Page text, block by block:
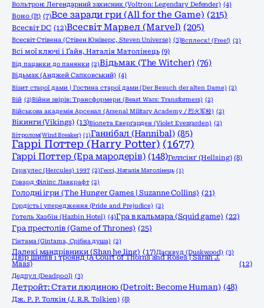
Вольтрон: Легендарний захисник (Voltron: Legendary Defender) (4)
Воно (It) (7)Все заради гри (All for the Game) (215)
Всесвіт DC (12)Всесвіт Марвел (Marvel) (205)
Всесвіт Стівена (Стівен Юніверс, Steven Universe) (3)Всплеск! (Free!) (2)
Всі мої ключі і Ґайя, Наталія Матолінець (9)
Від пацанки до панянки (2)Відьмак (The Witcher) (76)
Відьмак (Анджей Сапковський) (4)
Візит старої дами | Гостина старої дами (Der Besuch der alten Dame) (2)
Вій (2)Війни звірів: Трансформери (Beast Wars: Transformers) (2)
Військова академія Арсенал (Arsenal Military Academy / 烈火军校) (2)
Вікинги (Vikings) (13)Віолета Еверґарден (Violet Evergarden) (2)
Вітролом(Wind Breaker) (1)Ганнібал (Hannibal) (85)
Гаррі Поттер (Harry Potter) (1677)
Гаррі Поттер (Ера мародерів) (148)Геллсінґ (Hellsing) (8)
Геркулес (Hercules) 1997 (2)Гессі, Наталія Матолінець (1)
Говард Філіпс Лавкрафт (2)
Голодні ігри (The Hunger Games | Suzanne Collins) (21)
Гордість і упередження (Pride and Prejudice) (2)
Готель Хазбін (Hazbin Hotel) (4)Гра в кальмара (Squid game) (22)
Гра престолів (Game of Thrones) (25)
Гінтама (Gintama, Срібна душа) (2)
Далекі мандрівники (Shan he ling) (17)Дасквуд (Duskwood) (3)
Двір шипів і троянд (A Court of Thorns and Roses | Sarah J.
Maas) (12)
Дедпул (Deadpool) (3)
Детройт: Стати людиною (Detroit: Become Human) (48)
Дж. Р. Р. Толкін (J. R.R. Tolkien) (8)